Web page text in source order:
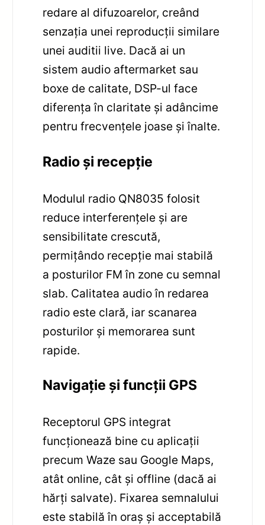
redare al difuzoarelor, creând
senzația unei reproducții similare
unei auditii live. Dacă ai un
sistem audio aftermarket sau
boxe de calitate, DSP-ul face
diferența în claritate și adâncime
pentru frecvențele joase și înalte.
Radio și recepție
Modulul radio QN8035 folosit
reduce interferențele și are
sensibilitate crescută,
permițândo recepție mai stabilă
a posturilor FM în zone cu semnal
slab. Calitatea audio în redarea
radio este clară, iar scanarea
posturilor și memorarea sunt
rapide.
Navigație și funcții GPS
Receptorul GPS integrat
funcționează bine cu aplicații
precum Waze sau Google Maps,
atât online, cât și offline (dacă ai
hărți salvate). Fixarea semnalului
este stabilă în oraș și acceptabilă